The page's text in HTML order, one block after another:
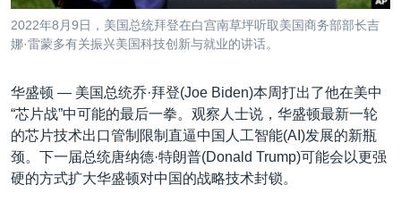
埃博拉疫情
美国之音专访
台海两岸关系
南中国海争端
关注西藏
其他语言网站
2022年8月9日，美国总统拜登在白宫南草坪听取美国商务部部长吉
娜·雷蒙多有关振兴美国科技创新与就业的讲话。
华盛顿 — 美国总统乔·拜登(Joe Biden)本周打出了他在美中
“芯片战”中可能的最后一拳。观察人士说，华盛顿最新一轮
的芯片技术出口管制限制直逼中国人工智能(AI)发展的新瓶
颈。下一届总统唐纳德·特朗普(Donald Trump)可能会以更强
硬的方式扩大华盛顿对中国的战略技术封锁。